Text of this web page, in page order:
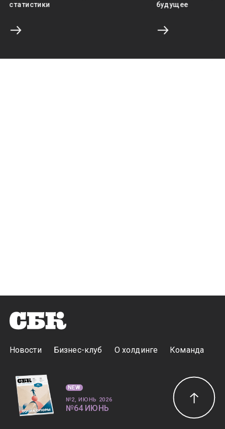
статистики
будущее
Новости Бизнес-клуб О холдинге Команда
NEW
№2, ИЮНЬ 2026
№64 ИЮНЬ